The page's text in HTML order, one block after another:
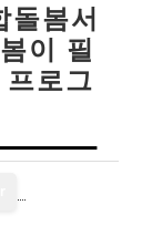
돌봄서
이 필
로그